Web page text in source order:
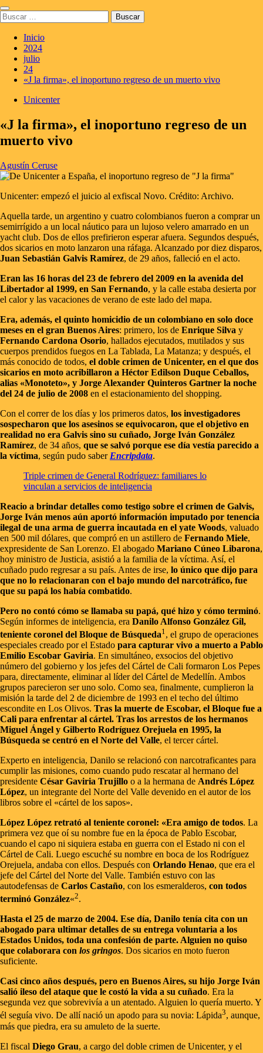
Saltar
al
contenido
Menú
principal
Buscar:
Inicio
2024
julio
24
«J la firma», el inoportuno regreso de un muerto vivo
Unicenter
«J la firma», el inoportuno regreso de un
muerto vivo
Agustín Ceruse
Unicenter: empezó el juicio al exfiscal Novo. Crédito: Archivo.
Aquella tarde, un argentino y cuatro colombianos fueron a comprar un
semirrígido a un local náutico para un lujoso velero amarrado en un
yacht club. Dos de ellos prefirieron esperar afuera. Segundos después,
dos sicarios en moto lanzaron una ráfaga. Alcanzado por diez disparos,
Juan Sebastián Galvis Ramírez, de 29 años, falleció en el acto.
Eran las 16 horas del 23 de febrero del 2009 en la avenida del
Libertador al 1999, en San Fernando, y la calle estaba desierta por
el calor y las vacaciones de verano de este lado del mapa.
Era, además, el quinto homicidio de un colombiano en solo doce
meses en el gran Buenos Aires: primero, los de Enrique Silva y
Fernando Cardona Osorio, hallados ejecutados, mutilados y sus
cuerpos prendidos fuegos en La Tablada, La Matanza; y después, el
más conocido de todos, el doble crimen de Unicenter, en el que dos
sicarios en moto acribillaron a Héctor Edilson Duque Ceballos,
alias «Monoteto», y Jorge Alexander Quinteros Gartner la noche
del 24 de julio de 2008 en el estacionamiento del shopping.
Con el correr de los días y los primeros datos, los investigadores
sospecharon que los asesinos se equivocaron, que el objetivo en
realidad no era Galvis sino su cuñado, Jorge Iván González
Ramírez, de 34 años, que se salvó porque ese día vestía parecido a
la víctima, según pudo saber Encripdata.
Triple crimen de General Rodríguez: familiares lo
vinculan a servicios de inteligencia
Reacio a brindar detalles como testigo sobre el crimen de Galvis,
Jorge Iván menos aún aportó información imputado por tenencia
ilegal de una arma de guerra incautada en el yate Woods, valuado
en 500 mil dólares, que compró en un astillero de Fernando Miele,
expresidente de San Lorenzo. El abogado Mariano Cúneo Libarona,
hoy ministro de Justicia, asistió a la familia de la víctima. Así, el
cuñado pudo regresar a su país. Antes de irse, lo único que dijo para
que no lo relacionaran con el bajo mundo del narcotráfico, fue
que su papá los había combatido.
Pero no contó cómo se llamaba su papá, qué hizo y cómo terminó.
Según informes de inteligencia, era Danilo Alfonso González Gil,
teniente coronel del Bloque de Búsqueda1 , el grupo de operaciones
especiales creado por el Estado para capturar vivo a muerto a Pablo
Emilio Escobar Gaviria. En simultáneo, exsocios del objetivo
número del gobierno y los jefes del Cártel de Cali formaron Los Pepes
para, directamente, eliminar al líder del Cártel de Medellín. Ambos
grupos parecieron ser uno solo. Como sea, finalmente, cumplieron la
misión la tarde del 2 de diciembre de 1993 en el techo del último
escondite en Los Olivos. Tras la muerte de Escobar, el Bloque fue a
Cali para enfrentar al cártel. Tras los arrestos de los hermanos
Miguel Ángel y Gilberto Rodríguez Orejuela en 1995, la
Búsqueda se centró en el Norte del Valle, el tercer cártel.
Experto en inteligencia, Danilo se relacionó con narcotraficantes para
cumplir las misiones, como cuando pudo rescatar al hermano del
presidente César Gaviria Trujillo o a la hermana de Andrés López
López, un integrante del Norte del Valle devenido en el autor de los
libros sobre el «cártel de los sapos».
López López retrató al teniente coronel: «Era amigo de todos. La
primera vez que oí su nombre fue en la época de Pablo Escobar,
cuando el capo ni siquiera estaba en guerra con el Estado ni con el
Cártel de Cali. Luego escuché su nombre en boca de los Rodríguez
Orejuela, andaba con ellos. Después con Orlando Henao, que era el
jefe del Cártel del Norte del Valle. También estuvo con las
autodefensas de Carlos Castaño, con los esmeralderos, con todos
terminó González«2.
Hasta el 25 de marzo de 2004. Ese día, Danilo tenía cita con un
abogado para ultimar detalles de su entrega voluntaria a los
Estados Unidos, toda una confesión de parte. Alguien no quiso
que colaborara con los gringos. Dos sicarios en moto fueron
suficiente.
Casi cinco años después, pero en Buenos Aires, su hijo Jorge Iván
salió ileso del ataque que le costó la vida a su cuñado. Era la
segunda vez que sobrevivía a un atentado. Alguien lo quería muerto. Y
él seguía vivo. De allí nació un apodo para su novia: Lápida3, aunque,
más que piedra, era su amuleto de la suerte.
El fiscal Diego Grau, a cargo del doble crimen de Unicenter, y el